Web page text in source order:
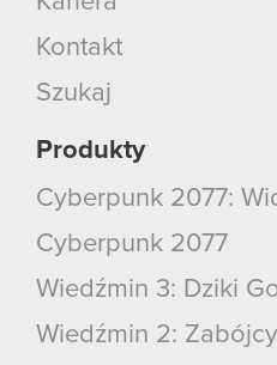
Kontakt
Szukaj
Produkty
Cyberpunk 2077:
Cyberpunk 2077
Wiedźmin 3: Dziki
Wiedźmin 2: